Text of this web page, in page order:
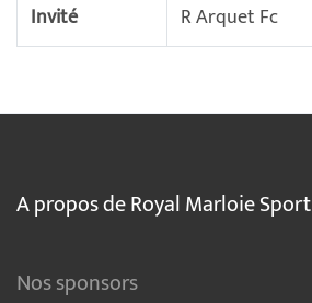
Invité
R Arquet Fc
A propos de Royal Marloie Sport
Nos sponsors